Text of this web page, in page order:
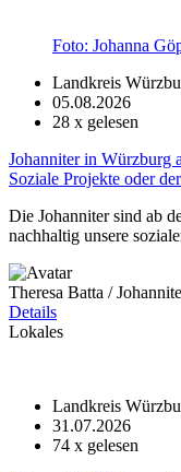
Foto: Johanna
Landkreis
05.08.2026
28 x gelesen
Johanniter in Würzburg
Soziale Projekte oder
Die Johanniter sind ab
nachhaltig unsere
Theresa Batta /
Details
Lokales
Landkreis
31.07.2026
74 x gelesen